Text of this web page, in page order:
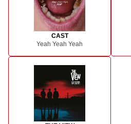
CAST
Yeah Yeah Yeah